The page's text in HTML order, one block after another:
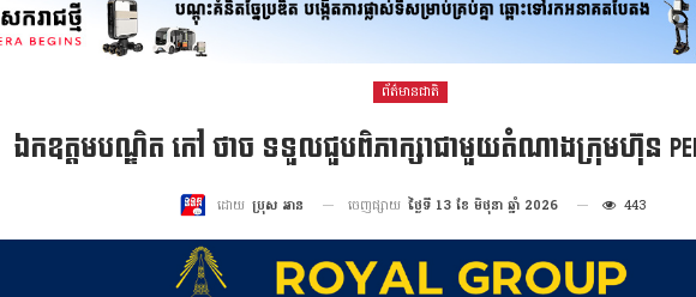
ព័ត៌មានជាតិ
ឯកឧត្ដមបណ្ឌិត កៅ ថាច ទទួលជួបពិភាក្សាជាមួយតំណាងក្រុមហ៊ុន
ដោយ ប្រុស អាន ចេញផ្សាយ ថ្ងៃទី 13 ខែ មិថុនា ឆ្នាំ 2026 443